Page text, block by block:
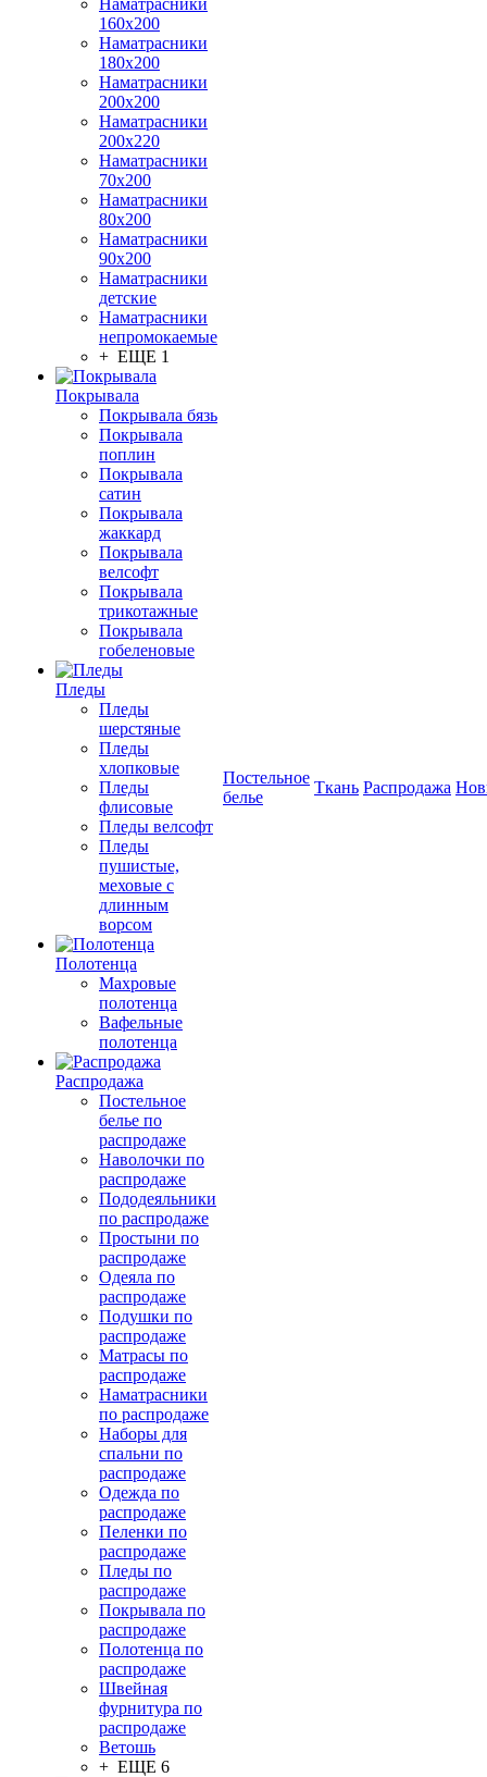
Наматрасники
160х200
Наматрасники
180х200
Наматрасники
200х200
Наматрасники
200х220
Наматрасники
70х200
Наматрасники
80х200
Наматрасники
90х200
Наматрасники
детские
Наматрасники
непромокаемые
+ ЕЩЕ 1
Покрывала
Покрывала бязь
Покрывала
поплин
Покрывала
сатин
Покрывала
жаккард
Покрывала
велсофт
Покрывала
трикотажные
Покрывала
гобеленовые
Пледы
Пледы
шерстяные
Пледы
хлопковые
Пледы
флисовые
Пледы велсофт
Пледы
пушистые,
меховые с
длинным
ворсом
Полотенца
Махровые
полотенца
Вафельные
полотенца
Распродажа
Постельное
белье по
распродаже
Наволочки по
распродаже
Пододеяльники
по распродаже
Простыни по
распродаже
Одеяла по
распродаже
Подушки по
распродаже
Матрасы по
распродаже
Наматрасники
по распродаже
Наборы для
спальни по
распродаже
Одежда по
распродаже
Пеленки по
распродаже
Пледы по
распродаже
Покрывала по
распродаже
Полотенца по
распродаже
Швейная
фурнитура по
распродаже
Ветошь
+ ЕЩЕ 6
Постельное
белье
Ткань Распродажа